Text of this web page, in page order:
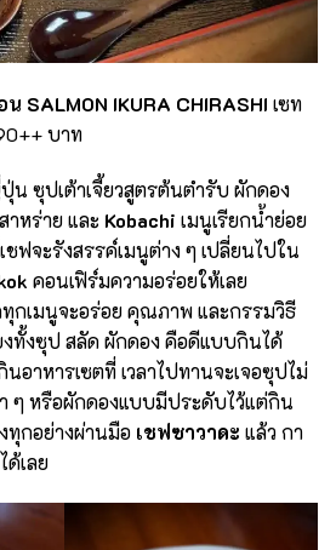
SALMON IKURA CHIRASHI เซท
บาท
ซุปเต้าเจี้ยวสูตรต้นตำรับ ผักดอง
าหร่าย และ Kobachi เมนูเรียกน้ำย่อย
ชฟจะรังสรรค์เมนูต่าง ๆ เปลี่ยนไปใน
คอนเฟิร์มความอร่อยให้เลย
กเมนูจะอร่อย คุณภาพ และกรรมวิธี
งทั้งซุป สลัด ผักดอง คือดีแบบกินได้
อาหารเซตที่ เวลาไปทานจะเจอซุปไม่
ๆ หรือผักดองแบบมีประดับไว้แต่กิน
ทุกอย่างผ่านมือ เชฟซาวาดะ แล้ว กา
ด้เลย